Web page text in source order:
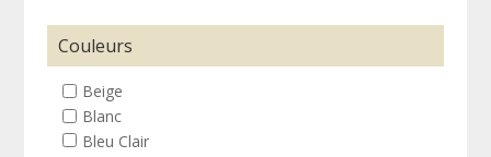
Couleurs
Beige
Blanc
Bleu Clair